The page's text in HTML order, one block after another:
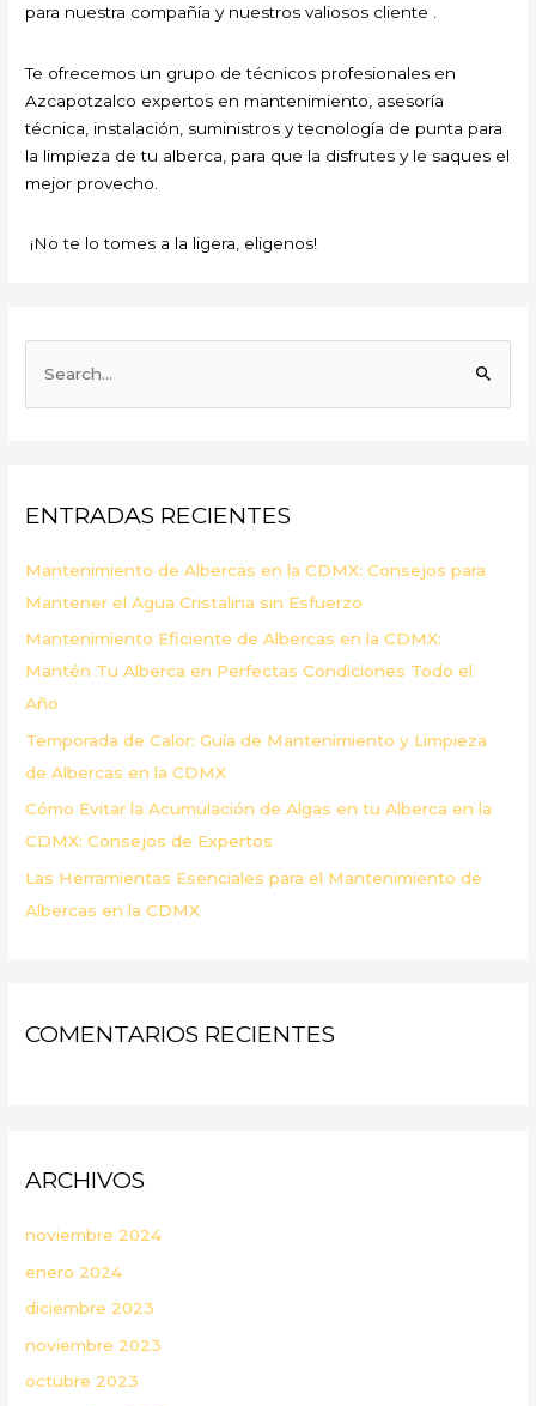
para nuestra compañía y nuestros valiosos cliente .
Te ofrecemos un grupo de técnicos profesionales en
Azcapotzalco expertos en mantenimiento, asesoría
técnica, instalación, suministros y tecnología de punta para
la limpieza de tu alberca, para que la disfrutes y le saques el
mejor provecho.
¡No te lo tomes a la ligera, eligenos!
r
o
r
:
ENTRADAS RECIENTES
Mantenimiento de Albercas en la CDMX: Consejos para
Mantener el Agua Cristalina sin Esfuerzo
Mantenimiento Eficiente de Albercas en la CDMX:
Mantén Tu Alberca en Perfectas Condiciones Todo el
Año
Temporada de Calor: Guía de Mantenimiento y Limpieza
de Albercas en la CDMX
Cómo Evitar la Acumulación de Algas en tu Alberca en la
CDMX: Consejos de Expertos
Las Herramientas Esenciales para el Mantenimiento de
Albercas en la CDMX
COMENTARIOS RECIENTES
ARCHIVOS
noviembre 2024
enero 2024
diciembre 2023
noviembre 2023
octubre 2023